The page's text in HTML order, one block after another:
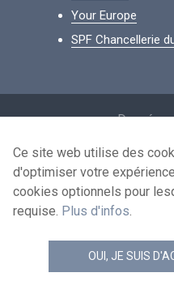
Your Europe
SPF Chancellerie
Données
Conditions
© 2026 -
Ce site web utilise des
d'optimiser votre
cookies optionnels pour
requise. Plus d'infos.
OUI, JE SUIS